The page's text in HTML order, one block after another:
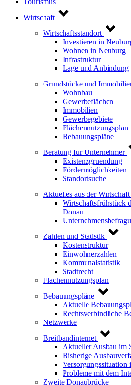
Tourismus
Wirtschaft
Wirtschaftsstandort
Investieren in
Wohnen in Neuburg
Infrastruktur
Lage und Anbindung
Grundstücke und
Wohnbau
Gewerbeflächen
Immobilien
Gewerbegebiete
Flächennutzungsplan
Bebauungspläne
Beratung für Unternehmer
Existenzgruendung
Fördermöglichkeiten
Standortsuche
Aktuelles aus der Wirtschaft
Wirtschaftsfrühstück
Donau
Zahlen und Statistik
Kostenstruktur
Einwohnerzahlen
Kommunalstatistik
Stadtrecht
Flächennutzungsplan
Bebauungspläne
Aktuelle
Rechtsverbindliche
Netzwerke
Breitbandinternet
Aktueller Ausbau im
Bisherige
Versorgungssituation
Probleme mit dem
Zweite Donaubrücke